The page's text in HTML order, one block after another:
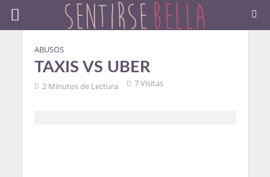
ABUSOS
TAXIS VS UBER
2 Minutos de Lectura 7 Visitas